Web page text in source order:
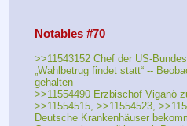
Notables #70
>>11543152 Chef der US-
„Wahlbetrug findet statt“ --
gehalten
>>11554490 Erzbischof Viganò
>>11554515, >>11554523,
Deutsche Krankenhäuser